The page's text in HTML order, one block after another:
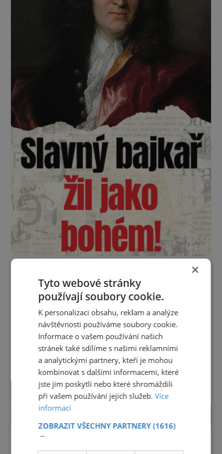
×
Tyto webové stránky
používají soubory cookie.
K personalizaci obsahu, reklam a analýze
návštěvnosti používáme soubory cookie.
Informace o vašem používání našich
stránek také sdílíme s našimi reklamními
a analytickými partnery, kteří je mohou
kombinovat s dalšími informacemi, které
jste jim poskytli nebo které shromáždili
při vašem používání jejich služeb.Více
informací
ZOBRAZIT VŠECHNY PARTNERY(1616)
→